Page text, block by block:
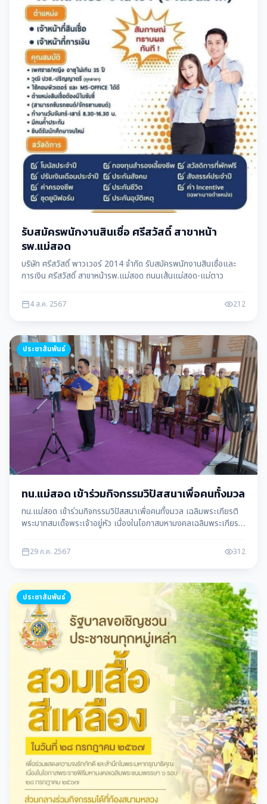
รับสมัครพนักงานสินเชื่อ ศรีสวัสดิ์ สาขาหน้า
รพ.แม่สอด
บริษัท ศรีสวัสดิ์ พาวเวอร์ 2014 จำกัด รับสมัครพนักงานสินเชื่อและ
การเงิน ศรีสวัสดิ์ สาขาหน้ารพ.แม่สอด ถนนเส้นแม่สอด-แม่ตาว
4 ส.ค. 2567 212
ประชาสัมพันธ์
ทน.แม่สอด เข้าร่วมกิจกรรมวิปัสสนาเพื่อคนทั้งมวล
ทน.แม่สอด เข้าร่วมกิจกรรมวิปัสสนาเพื่อคนทั้งมวล เฉลิมพระเกียรติ
พระบาทสมเด็จพระเจ้าอยู่หัว เนื่องในโอกาสมหามงคลเฉลิมพระเกียรติ
29 ก.ค. 2567 312
ประชาสัมพันธ์